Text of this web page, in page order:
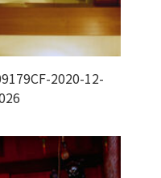
2020-12-